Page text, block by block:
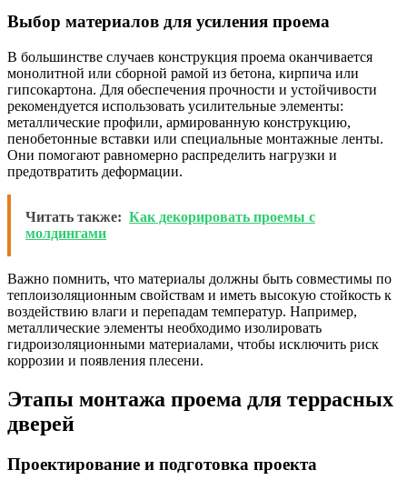
Выбор материалов для усиления проема
В большинстве случаев конструкция проема оканчивается
монолитной или сборной рамой из бетона, кирпича или
гипсокартона. Для обеспечения прочности и устойчивости
рекомендуется использовать усилительные элементы:
металлические профили, армированную конструкцию,
пенобетонные вставки или специальные монтажные ленты.
Они помогают равномерно распределить нагрузки и
предотвратить деформации.
Читать также: Как декорировать проемы с
молдингами
Важно помнить, что материалы должны быть совместимы по
теплоизоляционным свойствам и иметь высокую стойкость к
воздействию влаги и перепадам температур. Например,
металлические элементы необходимо изолировать
гидроизоляционными материалами, чтобы исключить риск
коррозии и появления плесени.
Этапы монтажа проема для террасных
дверей
Проектирование и подготовка проекта